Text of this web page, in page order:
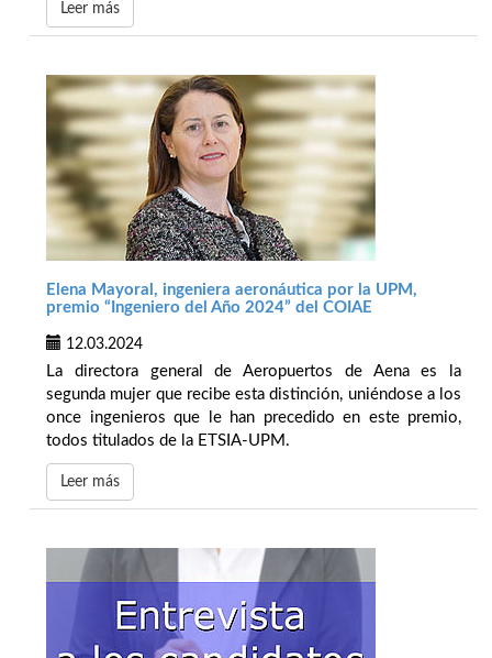
Leer más
Elena Mayoral, ingeniera aeronáutica por la UPM,
premio “Ingeniero del Año 2024” del COIAE
12.03.2024
La directora general de Aeropuertos de Aena es la
segunda mujer que recibe esta distinción, uniéndose a los
once ingenieros que le han precedido en este premio,
todos titulados de la ETSIA-UPM.
Leer más